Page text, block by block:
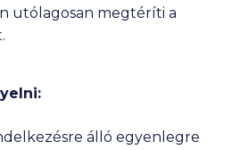
utólagosan megtéríti a
álló egyenlegre